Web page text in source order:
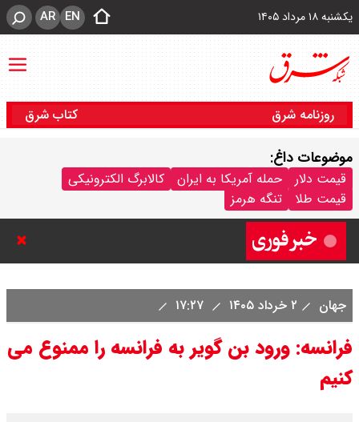
یکشنبه ۱۸ مرداد ۱۴۰۵ EN
AR
روزنامه شرق کتاب شرق
موضوعات داغ:
قیمت دلار حمله آمریکا به ایران
کالابرگ الکترونیکی
قیمت طلا
تنگه هرمز
کشورهای «توافق مکه» به حملات
یمن واکنش نشان می دهند؟
جهان ۲ خرداد ۱۴۰۵
فرانسه: ورود بن گویر به فرانسه را ممنوع می
کنیم